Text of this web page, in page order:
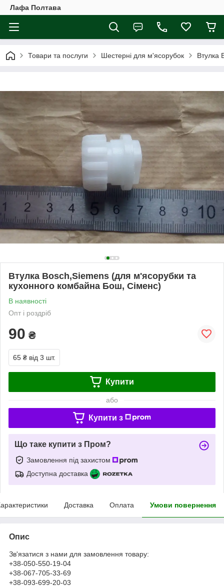
Лафа Полтава
Товари та послуги Шестерні для м'ясорубок Втулка
Втулка Bosch,Siemens (для м'ясорубки та
кухонного комбайна Бош, Сіменс)
В наявності
Опт і роздріб
90 ₴
65 ₴ від 3 шт.
Купити
або
Купити з
Що таке купити з Пром?
Замовлення під захистом
Доступна доставка
Доставка Оплата Умови повернення
Опис
Зв'язатися з нами для замовлення товару:
+38-050-550-19-04
+38-067-705-33-69
+38-093-699-20-03